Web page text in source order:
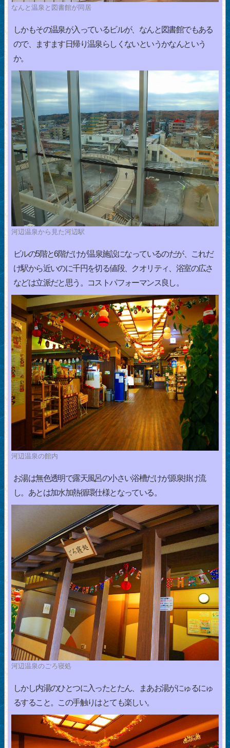
なんと温泉と図書館が同居
しかもその温泉が入っているビルが、なんと図書館でもある
ので、ますます日帰り温泉らしくないというかなんという
か。
河辺温泉から見た河辺駅
ビルの5階と6階だけが温泉施設になっているのだが、これだ
け駅から近いのに千円を切る値段、クオリティ、浴室の広さ
などは立派だと思う。コストパフォーマンス良し。
河辺温泉の館内
お湯は無色透明で露天風呂の小さい浴槽だけが源泉掛け流
し。あとは加水加熱循環仕様となっている。
河辺温泉のごろ寝処
しかし内湯のひとつに入ったとたん、まあお湯がにゅるにゅ
るすること。この手触りはとても楽しい。